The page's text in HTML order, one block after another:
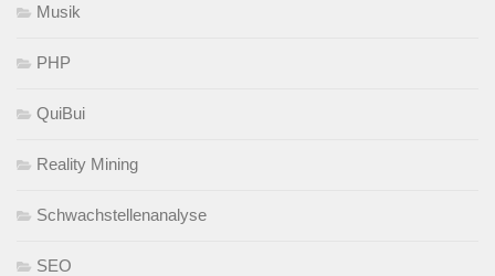
Musik
PHP
QuiBui
Reality Mining
Schwachstellenanalyse
SEO